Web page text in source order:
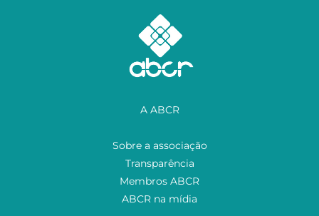
A ABCR
Sobre a associação
Transparência
Membros ABCR
ABCR na mídia